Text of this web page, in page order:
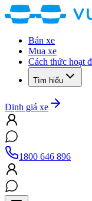
Bán xe
Mua xe
Cách thức hoạt
Tìm hiểu
Định giá xe
1800 646 896